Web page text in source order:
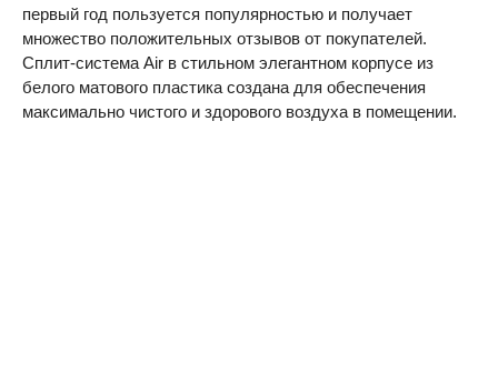
первый год пользуется популярностью и получает
множество положительных отзывов от покупателей.
Сплит-система Air в стильном элегантном корпусе из
белого матового пластика создана для обеспечения
максимально чистого и здорового воздуха в помещении.